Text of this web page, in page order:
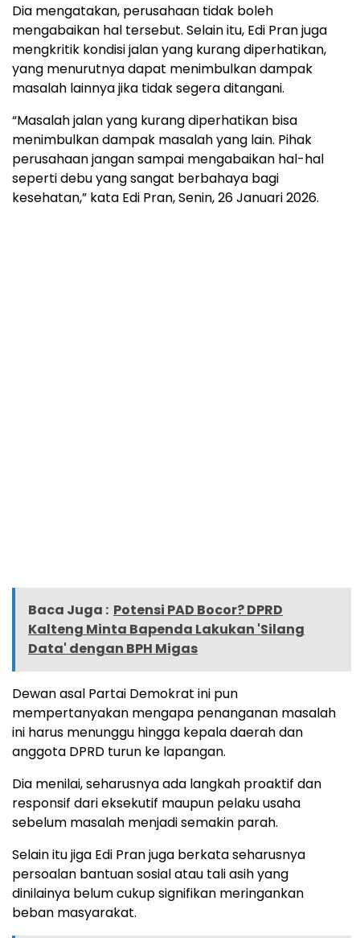
Dia mengatakan, perusahaan tidak boleh
mengabaikan hal tersebut. Selain itu, Edi Pran juga
mengkritik kondisi jalan yang kurang diperhatikan,
yang menurutnya dapat menimbulkan dampak
masalah lainnya jika tidak segera ditangani.
“Masalah jalan yang kurang diperhatikan bisa
menimbulkan dampak masalah yang lain. Pihak
perusahaan jangan sampai mengabaikan hal-hal
seperti debu yang sangat berbahaya bagi
kesehatan,” kata Edi Pran, Senin, 26 Januari 2026.
Baca Juga : Potensi PAD Bocor? DPRD
Kalteng Minta Bapenda Lakukan 'Silang
Data' dengan BPH Migas
Dewan asal Partai Demokrat ini pun
mempertanyakan mengapa penanganan masalah
ini harus menunggu hingga kepala daerah dan
anggota DPRD turun ke lapangan.
Dia menilai, seharusnya ada langkah proaktif dan
responsif dari eksekutif maupun pelaku usaha
sebelum masalah menjadi semakin parah.
Selain itu jiga Edi Pran juga berkata seharusnya
persoalan bantuan sosial atau tali asih yang
dinilainya belum cukup signifikan meringankan
beban masyarakat.